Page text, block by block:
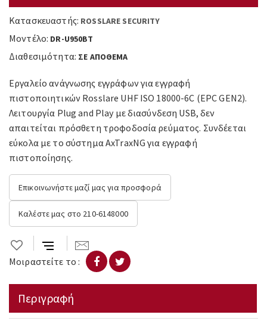
Κατασκευαστής: ROSSLARE SECURITY
Μοντέλο: DR-U950BT
Διαθεσιμότητα: ΣΕ ΑΠΟΘΕΜΑ
Εργαλείο ανάγνωσης εγγράφων για εγγραφή
πιστοποιητικών Rosslare UHF ISO 18000-6C (EPC GEN2).
Λειτουργία Plug and Play με διασύνδεση USB, δεν
απαιτείται πρόσθετη τροφοδοσία ρεύματος. Συνδέεται
εύκολα με το σύστημα AxTraxNG για εγγραφή
πιστοποίησης.
Επικοινωνήστε μαζί μας για προσφορά
Καλέστε μας στο 210-6148000
Μοιραστείτε το :
Περιγραφή